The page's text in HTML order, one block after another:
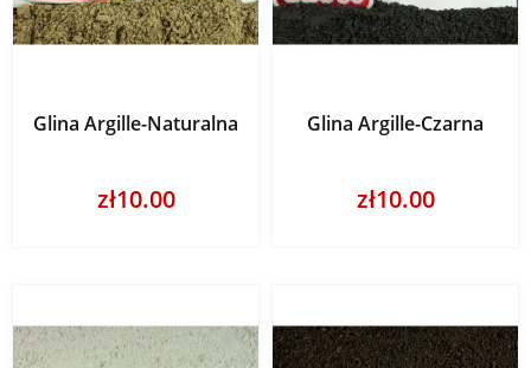
Glina Argille-Naturalna
zł10.00
Glina Argille-Czarna
zł10.00